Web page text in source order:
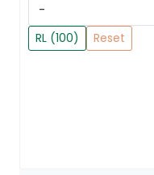
-
RL (100) Reset